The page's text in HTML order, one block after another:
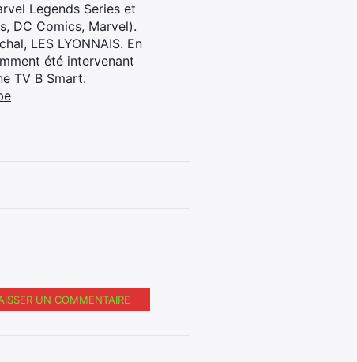
Legends Series et
DC Comics, Marvel).
LES LYONNAIS. En
été intervenant
TV B Smart.
UN COMMENTAIRE